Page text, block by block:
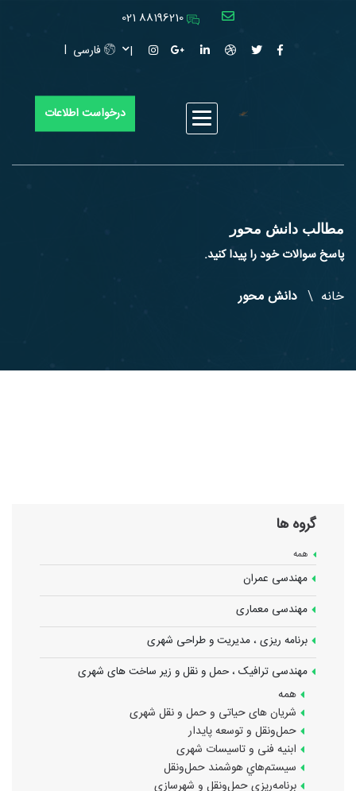
88196210 021
فارسی
درخواست اطلاعات
مطالب دانش محور
پاسخ سوالات خود را پیدا کنید.
خانه دانش محور
گروه ها
همه
مهندسی عمران
مهندسی معماری
برنامه ریزی ، مدیریت و طراحی شهری
مهندسی ترافیک ، حمل و نقل و زیر ساخت های شهری
همه
شریان های حیاتی و حمل و نقل شهری
حمل‌و‌نقل و توسعه پايدار
ابنیه فنی و تاسیسات شهری
سيستم‌هاي هوشمند حمل‌و‌نقل
برنامه‌ريزي حمل‌و‌نقل و شهرسازی